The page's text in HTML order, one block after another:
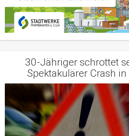
30-Jähriger schrottet
Spektakulärer Crash